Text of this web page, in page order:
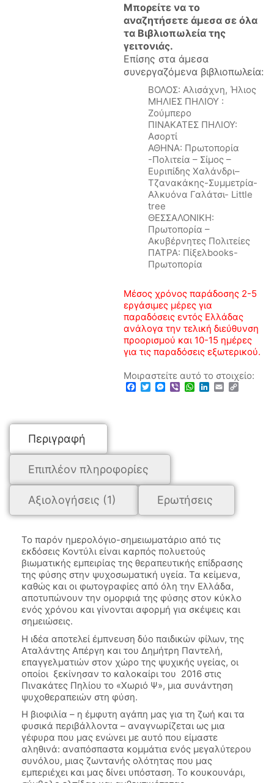
Μπορείτε να το
αναζητήσετε άμεσα σε όλα
τα Βιβλιοπωλεία της
γειτονιάς.
Επίσης στα άμεσα
συνεργαζόμενα βιβλιοπωλεία:
ΒΟΛΟΣ: Αλισάχνη, Ήλιος
ΜΗΛΙΕΣ ΠΗΛΙΟΥ :
Ζούμπερο
ΠΙΝΑΚΑΤΕΣ ΠΗΛΙΟΥ:
Ασορτί
ΑΘΗΝΑ: Πρωτοπορία
-Πολιτεία – Σίμος –
Ευριπίδης Χαλάνδρι–
Τζανακάκης-Συμμετρία-
Αλκυόνα Γαλάτσι- Little
tree
ΘΕΣΣΑΛΟΝΙΚΗ:
Πρωτοπορία –
Ακυβέρνητες Πολιτείες
ΠΑΤΡΑ: Πίξελbooks-
Πρωτοπορία
Μέσος χρόνος παράδοσης 2-5
εργάσιμες μέρες για
παραδόσεις εντός Ελλάδας
ανάλογα την τελική διεύθυνση
προορισμού και 10-15 ημέρες
για τις παραδόσεις εξωτερικού.
Μοιραστείτε αυτό το στοιχείο:
Facebook
TwitterMessenger
ViberWhatsApp
LinkedIn
Email
Περιγραφή
Επιπλέον πληροφορίες
Αξιολογήσεις (1) Ερωτήσεις
Το παρόν ημερολόγιο-σημειωματάριο από τις
εκδόσεις Κοντύλι είναι καρπός πολυετούς
βιωματικής εμπειρίας της θεραπευτικής επίδρασης
της φύσης στην ψυχοσωματική υγεία. Τα κείμενα,
καθώς και οι φωτογραφίες από όλη την Ελλάδα,
αποτυπώνουν την ομορφιά της φύσης στον κύκλο
ενός χρόνου και γίνονται αφορμή για σκέψεις και
σημειώσεις.
Η ιδέα αποτελεί έμπνευση δύο παιδικών φίλων, της
Αταλάντης Απέργη και του Δημήτρη Παντελή,
επαγγελματιών στον χώρο της ψυχικής υγείας, οι
οποίοι ξεκίνησαν το καλοκαίρι του 2016 στις
Πινακάτες Πηλίου το «Χωριό Ψ», μια συνάντηση
ψυχοθεραπειών στη φύση.
Η βιοφιλία – η έμφυτη αγάπη μας για τη ζωή και τα
φυσικά περιβάλλοντα – αναγνωρίζεται ως μια
γέφυρα που μας ενώνει με αυτό που είμαστε
αληθινά: αναπόσπαστα κομμάτια ενός μεγαλύτερου
συνόλου, μιας ζωντανής ολότητας που μας
εμπεριέχει και μας δίνει υπόσταση. To κουκουνάρι,